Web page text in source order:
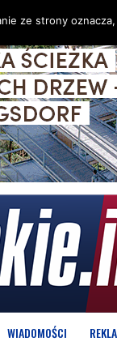
WIADOMOŚCI
ze strony